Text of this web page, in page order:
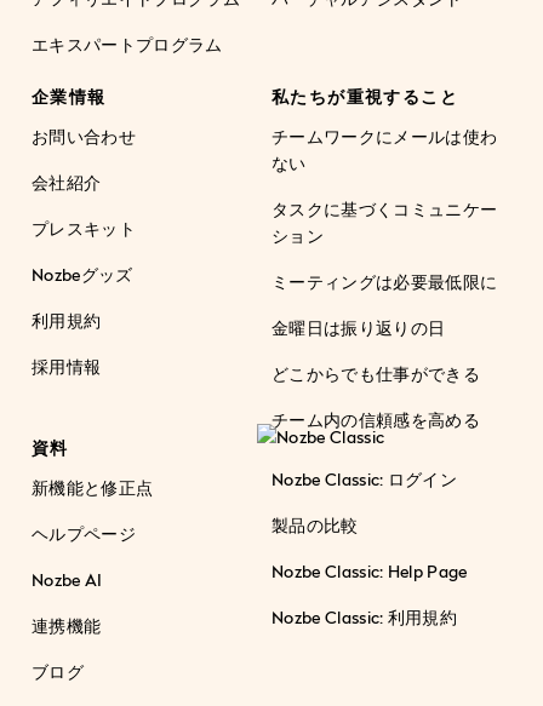
エキスパートプログラム
企業情報
お問い合わせ
会社紹介
プレスキット
Nozbeグッズ
利用規約
採用情報
私たちが重視すること
チームワークにメールは使わ
ない
タスクに基づくコミュニケー
ション
ミーティングは必要最低限に
金曜日は振り返りの日
どこからでも仕事ができる
チーム内の信頼感を高める
資料
新機能と修正点
ヘルプページ
Nozbe AI
連携機能
ブログ
Nozbe Classic: ログイン
製品の比較
Nozbe Classic: Help Page
Nozbe Classic: 利用規約